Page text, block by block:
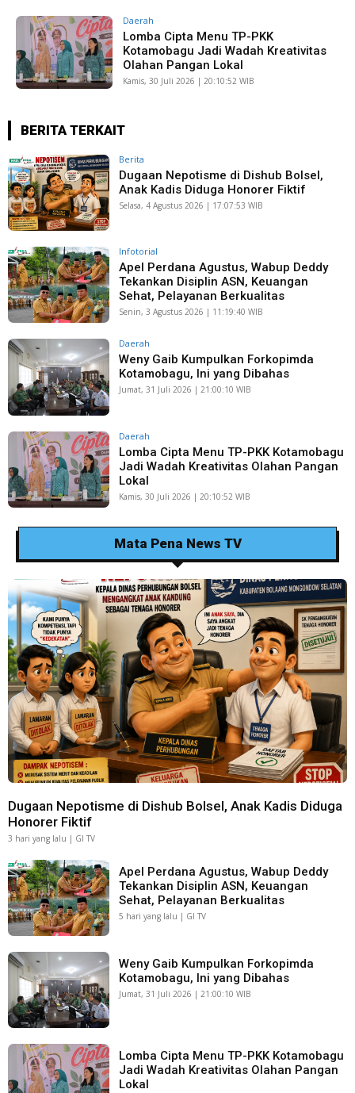
Daerah
Lomba Cipta Menu TP-PKK
Kotamobagu Jadi Wadah Kreativitas
Olahan Pangan Lokal
Kamis, 30 Juli 2026 | 20:10:52 WIB
BERITA TERKAIT
Berita
Dugaan Nepotisme di Dishub Bolsel,
Anak Kadis Diduga Honorer Fiktif
Selasa, 4 Agustus 2026 | 17:07:53 WIB
Infotorial
Apel Perdana Agustus, Wabup Deddy
Tekankan Disiplin ASN, Keuangan
Sehat, Pelayanan Berkualitas
Senin, 3 Agustus 2026 | 11:19:40 WIB
Daerah
Weny Gaib Kumpulkan Forkopimda
Kotamobagu, Ini yang Dibahas
Jumat, 31 Juli 2026 | 21:00:10 WIB
Daerah
Lomba Cipta Menu TP-PKK Kotamobagu
Jadi Wadah Kreativitas Olahan Pangan
Lokal
Kamis, 30 Juli 2026 | 20:10:52 WIB
Mata Pena News TV
Dugaan Nepotisme di Dishub Bolsel, Anak Kadis Diduga
Honorer Fiktif
3 hari yang lalu | GI TV
Apel Perdana Agustus, Wabup Deddy
Tekankan Disiplin ASN, Keuangan
Sehat, Pelayanan Berkualitas
5 hari yang lalu | GI TV
Weny Gaib Kumpulkan Forkopimda
Kotamobagu, Ini yang Dibahas
Jumat, 31 Juli 2026 | 21:00:10 WIB
Lomba Cipta Menu TP-PKK Kotamobagu
Jadi Wadah Kreativitas Olahan Pangan
Lokal